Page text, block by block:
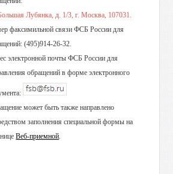
Лубянка, д. 1/3, г. Москва, 107031.
факсимильной связи ФСБ России для
(495)914-26-32.
электронной почты ФСБ России для
обращений в форме электронного
может быть также направлено
заполнения специальной формы на
Веб-приемной